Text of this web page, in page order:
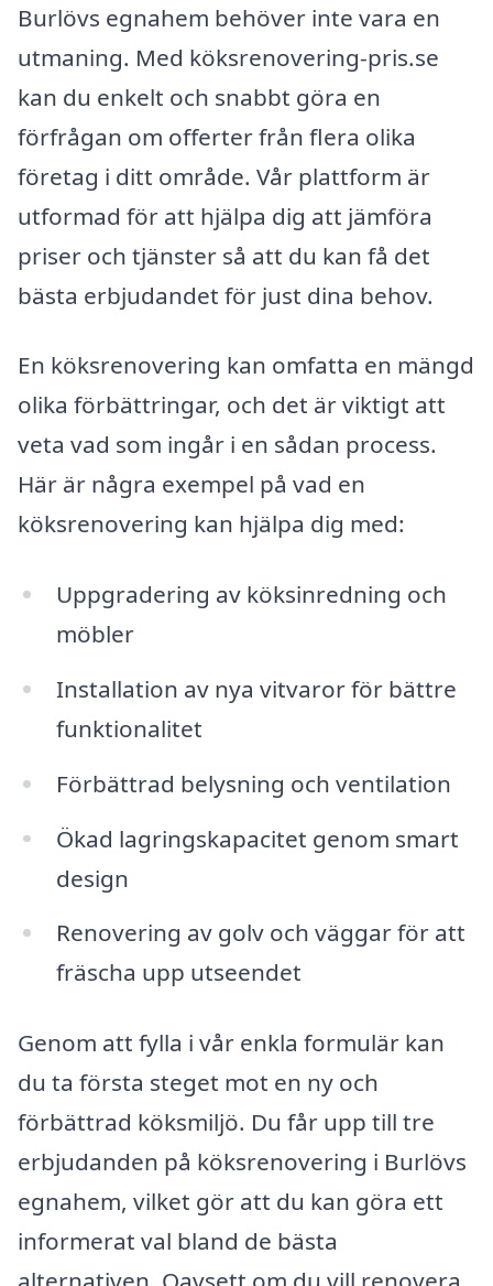
Burlövs egnahem behöver inte vara en
utmaning. Med köksrenovering-pris.se
kan du enkelt och snabbt göra en
förfrågan om offerter från flera olika
företag i ditt område. Vår plattform är
utformad för att hjälpa dig att jämföra
priser och tjänster så att du kan få det
bästa erbjudandet för just dina behov.
En köksrenovering kan omfatta en mängd
olika förbättringar, och det är viktigt att
veta vad som ingår i en sådan process.
Här är några exempel på vad en
köksrenovering kan hjälpa dig med:
Uppgradering av köksinredning och
möbler
Installation av nya vitvaror för bättre
funktionalitet
Förbättrad belysning och ventilation
Ökad lagringskapacitet genom smart
design
Renovering av golv och väggar för att
fräscha upp utseendet
Genom att fylla i vår enkla formulär kan
du ta första steget mot en ny och
förbättrad köksmiljö. Du får upp till tre
erbjudanden på köksrenovering i Burlövs
egnahem, vilket gör att du kan göra ett
informerat val bland de bästa